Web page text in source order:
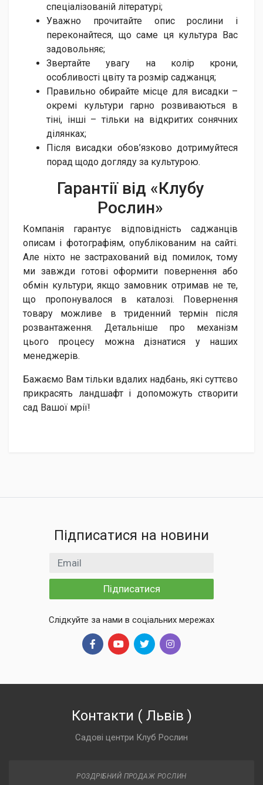
спеціалізованій літературі;
Уважно прочитайте опис рослини і
переконайтеся, що саме ця культура Вас
задовольняє;
Звертайте увагу на колір крони,
особливості цвіту та розмір саджанця;
Правильно обирайте місце для висадки –
окремі культури гарно розвиваються в
тіні, інші – тільки на відкритих сонячних
ділянках;
Після висадки обов’язково дотримуйтеся
порад щодо догляду за культурою.
Гарантії від «Клу​бу
Рослин»
Компанія гарантує відповідність саджанців
описам і фотографіям, опублікованим на сайті.
Але ніхто не застрахований від помилок, тому
ми завжди готові оформити повернення або
обмін культури, якщо замовник отримав не те,
що пропонувалося в каталозі. Повернення
товару можливе в триденний термін після
розвантаження. Детальніше про механізм
цього процесу можна дізнатися у наших
менеджерів.
Бажаємо Вам тільки вдалих надбань, які суттєво
прикрасять ландшафт і допоможуть створити
сад Вашої мрії!
Підписатися на новини
Email
Підписатися
Слідкуйте за нами в соціальних мережах
Контакти ( Львів )
Садові центри Клуб Рослин
РОЗДРІБНИЙ ПРОДАЖ РОСЛИН